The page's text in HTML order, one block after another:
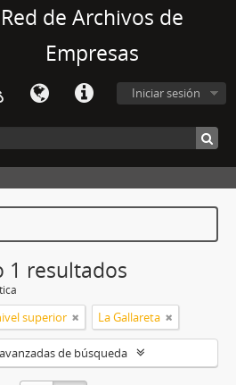
Red de Archivos de
Empresas
Iniciar sesión
1 resultados
superior La Gallareta
de búsqueda